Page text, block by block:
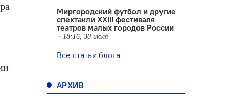
Миргородский футбол и другие
спектакли XXIII фестиваля
театров малых городов России
18:16, 30 июля
Все статьи блога
АРХИВ